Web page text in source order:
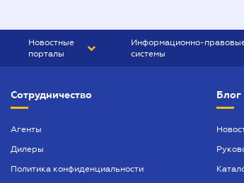
Новостные
порталы
БИЗНЕС
Информационно-
системы
БУХГАЛТЕР ПРОФ
ЮРИСТ ПРОФ
Сотрудничество
Агенты
Дилеры
Политика конфиденциальности
Блог